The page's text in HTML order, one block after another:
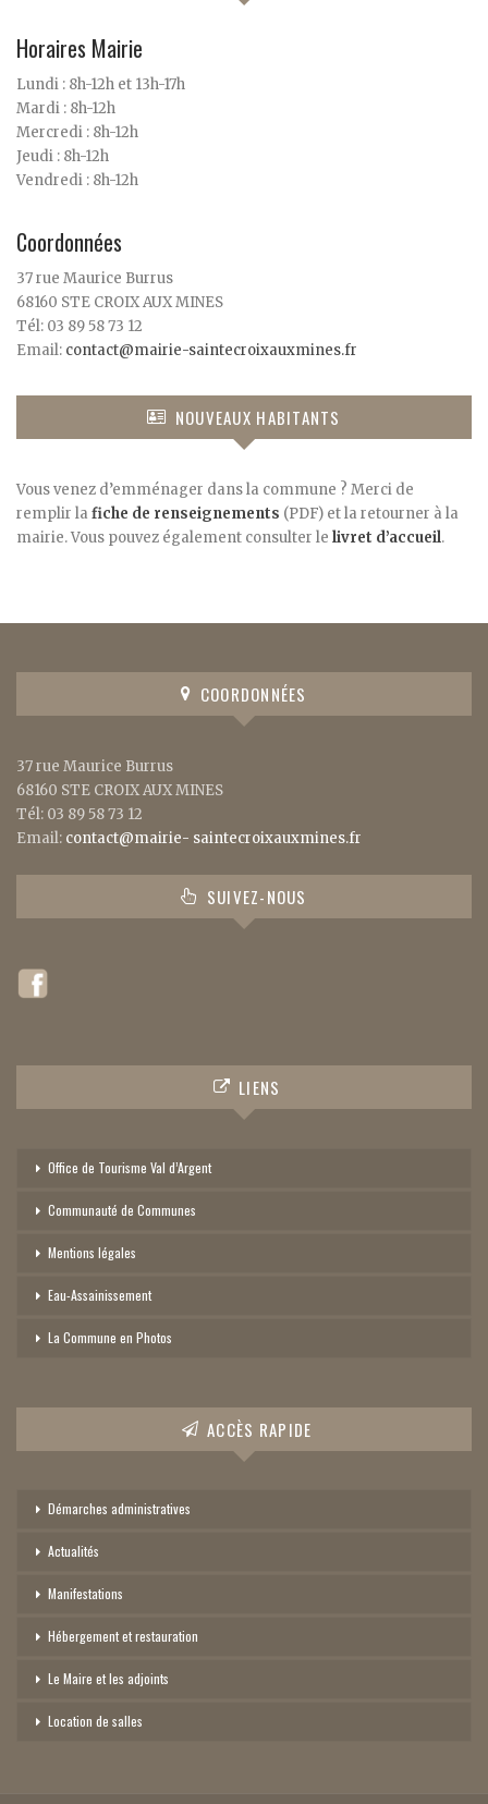
Horaires Mairie
Lundi : 8h-12h et 13h-17h
Mardi : 8h-12h
Mercredi : 8h-12h
Jeudi : 8h-12h
Vendredi : 8h-12h
Coordonnées
37 rue Maurice Burrus
68160 STE CROIX AUX MINES
Tél: 03 89 58 73 12
Email: contact@mairie-saintecroixauxmines.fr
NOUVEAUX HABITANTS
Vous venez d’emménager dans la commune ? Merci de
remplir la fiche de renseignements (PDF) et la retourner à la
mairie. Vous pouvez également consulter le livret d’accueil.
COORDONNÉES
37 rue Maurice Burrus
68160 STE CROIX AUX MINES
Tél: 03 89 58 73 12
Email: contact@mairie- saintecroixauxmines.fr
SUIVEZ-NOUS
LIENS
Office de Tourisme Val d’Argent
Communauté de Communes
Mentions légales
Eau-Assainissement
La Commune en Photos
ACCÈS RAPIDE
Démarches administratives
Actualités
Manifestations
Hébergement et restauration
Le Maire et les adjoints
Location de salles